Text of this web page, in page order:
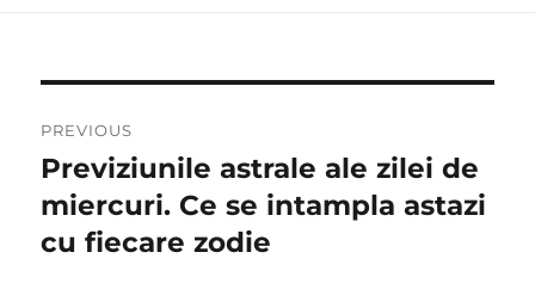
în
articole
PREVIOUS
Previous
post:
Previziunile astrale ale zilei de
miercuri. Ce se intampla astazi
cu fiecare zodie